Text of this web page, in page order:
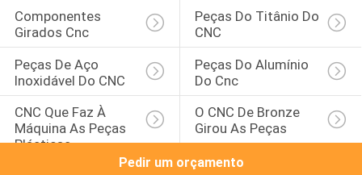
Componentes
Girados Cnc
Peças Do Titânio Do
CNC
Peças De Aço
Inoxidável Do CNC
Peças Do Alumínio
Do Cnc
CNC Que Faz À
Máquina As Peças
Plásticas
O CNC De Bronze
Girou As Peças
Pedir um orçamento